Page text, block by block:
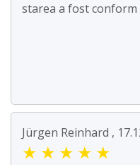
starea a fost conform
Jürgen Reinhard ,
★ ★ ★ ★ ★